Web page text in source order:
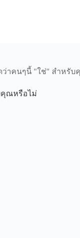
ว่าคนๆนี้ "ใช่" สำหรั
คุณหรือไม่